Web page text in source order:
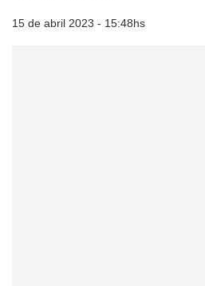
15 de abril 2023 - 15:48hs